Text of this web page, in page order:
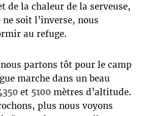
de la chaleur de la serveuse,
ne soit l’inverse, nous
au refuge.
partons tôt pour le camp
marche dans un beau
et 5100 mètres d’altitude.
plus nous voyons